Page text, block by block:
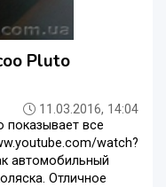
Pluto
11.03.2016, 14:04
показывает все
watch?
автомобильный
Отличное